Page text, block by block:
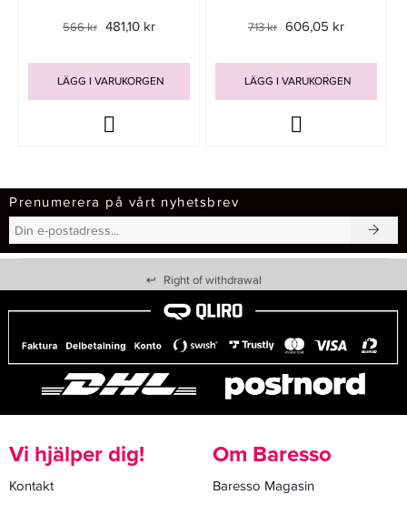
566 kr 481,10 kr
LÄGG I VARUKORGEN
713 kr 606,05 kr
LÄGG I VARUKORGEN
Prenumerera på vårt nyhetsbrev
↩ Right of withdrawal
Vi hjälper dig!
Kontakt
Om Baresso
Baresso Magasin